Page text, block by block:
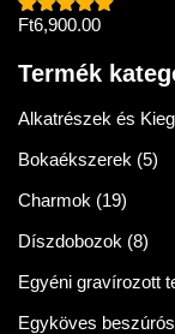
Értékelés:
Ft6,900.00
Termék
Alkatrészek és
Bokaékszerek (5)
Charmok (19)
Díszdobozok (8)
Egyéni gravírozott
Egyköves